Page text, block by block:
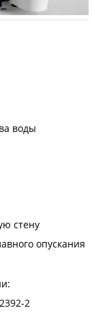
воды
стену
опускания
2